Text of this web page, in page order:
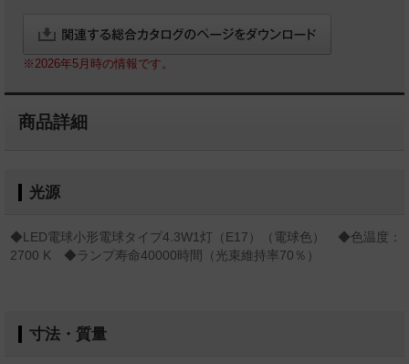
※2026年5月時の情報です。
商品詳細
光源
◆LED電球小形電球タイプ4.3W1灯（E17）（電球色） ◆色温度：
2700 K ◆ランプ寿命40000時間（光束維持率70％）
寸法・質量